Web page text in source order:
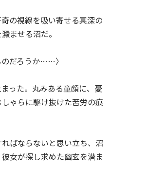
の視線を吸い寄せる冥深の
ませる沼だ。
のだろうか……〉
った。丸みある童顔に、憂
ゃらに駆け抜けた苦労の痕
ばならないと思い立ち、沼
女が探し求めた幽玄を潜ま